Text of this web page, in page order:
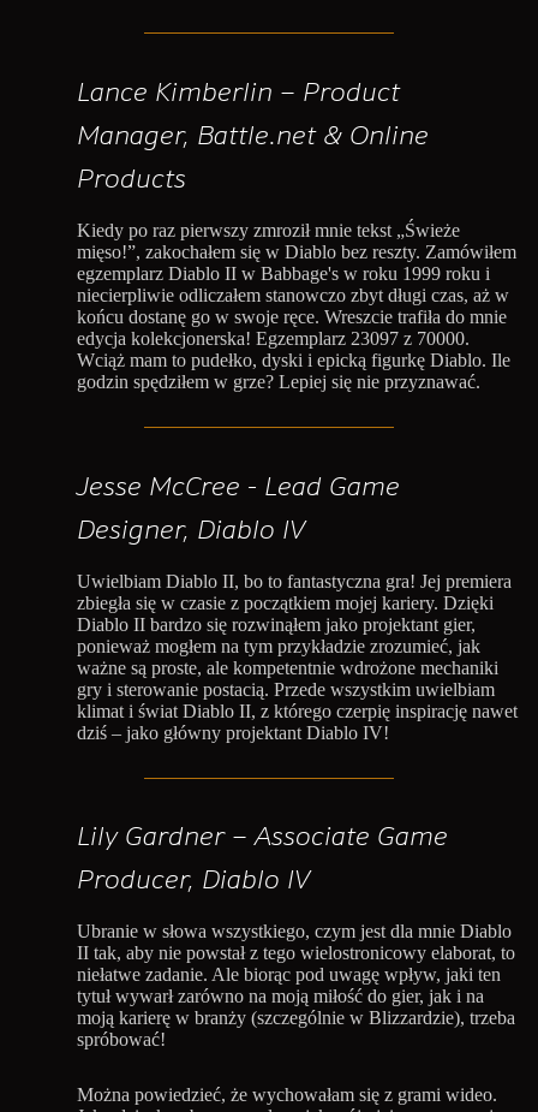
Lance Kimberlin – Product
Manager, Battle.net & Online
Products
Kiedy po raz pierwszy zmroził mnie tekst „Świeże
mięso!”, zakochałem się w Diablo bez reszty. Zamówiłem
egzemplarz Diablo II w Babbage's w roku 1999 roku i
niecierpliwie odliczałem stanowczo zbyt długi czas, aż w
końcu dostanę go w swoje ręce. Wreszcie trafiła do mnie
edycja kolekcjonerska! Egzemplarz 23097 z 70000.
Wciąż mam to pudełko, dyski i epicką figurkę Diablo. Ile
godzin spędziłem w grze? Lepiej się nie przyznawać.
Jesse McCree - Lead Game
Designer, Diablo IV
Uwielbiam Diablo II, bo to fantastyczna gra! Jej premiera
zbiegła się w czasie z początkiem mojej kariery. Dzięki
Diablo II bardzo się rozwinąłem jako projektant gier,
ponieważ mogłem na tym przykładzie zrozumieć, jak
ważne są proste, ale kompetentnie wdrożone mechaniki
gry i sterowanie postacią. Przede wszystkim uwielbiam
klimat i świat Diablo II, z którego czerpię inspirację nawet
dziś – jako główny projektant Diablo IV!
Lily Gardner – Associate Game
Producer, Diablo IV
Ubranie w słowa wszystkiego, czym jest dla mnie Diablo
II tak, aby nie powstał z tego wielostronicowy elaborat, to
niełatwe zadanie. Ale biorąc pod uwagę wpływ, jaki ten
tytuł wywarł zarówno na moją miłość do gier, jak i na
moją karierę w branży (szczególnie w Blizzardzie), trzeba
spróbować!
Można powiedzieć, że wychowałam się z grami wideo.